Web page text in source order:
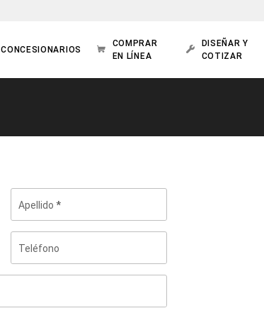
CONCESIONARIOS
COMPRAR
EN LÍNEA
DISEÑAR Y
COTIZAR
Apellido
Teléfono